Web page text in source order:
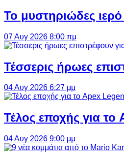
Το μυστηριώδες
07 Αυγ 2026 8:00 πμ
Τέσσερις ήρωες
04 Αυγ 2026 6:27 μμ
Τέλος εποχής για
04 Αυγ 2026 9:00 μμ